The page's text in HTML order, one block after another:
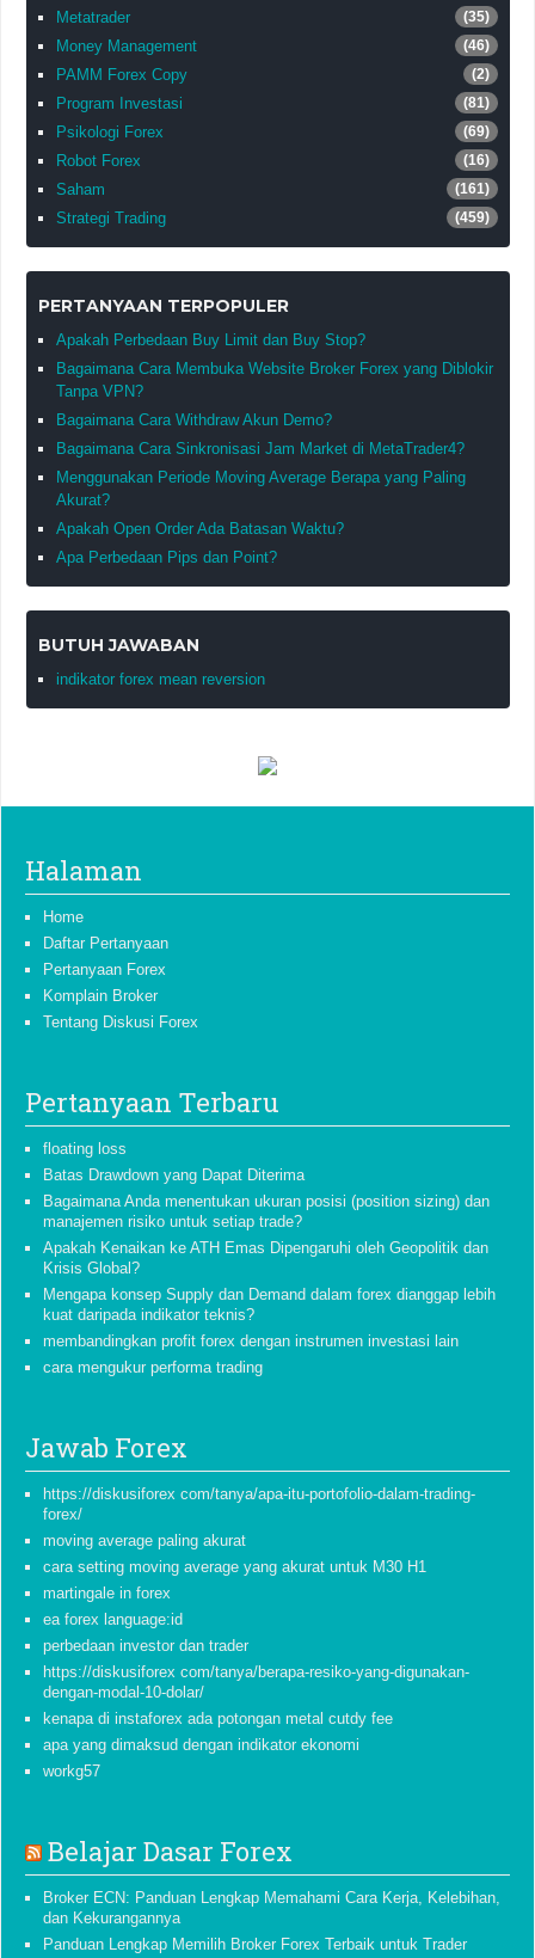
Metatrader (35)
Money Management (46)
PAMM Forex Copy (2)
Program Investasi (81)
Psikologi Forex (69)
Robot Forex (16)
Saham (161)
Strategi Trading (459)
PERTANYAAN TERPOPULER
Apakah Perbedaan Buy Limit dan Buy Stop?
Bagaimana Cara Membuka Website Broker Forex yang Diblokir
Tanpa VPN?
Bagaimana Cara Withdraw Akun Demo?
Bagaimana Cara Sinkronisasi Jam Market di MetaTrader4?
Menggunakan Periode Moving Average Berapa yang Paling
Akurat?
Apakah Open Order Ada Batasan Waktu?
Apa Perbedaan Pips dan Point?
BUTUH JAWABAN
indikator forex mean reversion
Halaman
Home
Daftar Pertanyaan
Pertanyaan Forex
Komplain Broker
Tentang Diskusi Forex
Pertanyaan Terbaru
floating loss
Batas Drawdown yang Dapat Diterima
Bagaimana Anda menentukan ukuran posisi (position sizing) dan
manajemen risiko untuk setiap trade?
Apakah Kenaikan ke ATH Emas Dipengaruhi oleh Geopolitik dan
Krisis Global?
Mengapa konsep Supply dan Demand dalam forex dianggap lebih
kuat daripada indikator teknis?
membandingkan profit forex dengan instrumen investasi lain
cara mengukur performa trading
Jawab Forex
https://diskusiforex com/tanya/apa-itu-portofolio-dalam-trading-
forex/
moving average paling akurat
cara setting moving average yang akurat untuk M30 H1
martingale in forex
ea forex language:id
perbedaan investor dan trader
https://diskusiforex com/tanya/berapa-resiko-yang-digunakan-
dengan-modal-10-dolar/
kenapa di instaforex ada potongan metal cutdy fee
apa yang dimaksud dengan indikator ekonomi
workg57
Belajar Dasar Forex
Broker ECN: Panduan Lengkap Memahami Cara Kerja, Kelebihan,
dan Kekurangannya
Panduan Lengkap Memilih Broker Forex Terbaik untuk Trader